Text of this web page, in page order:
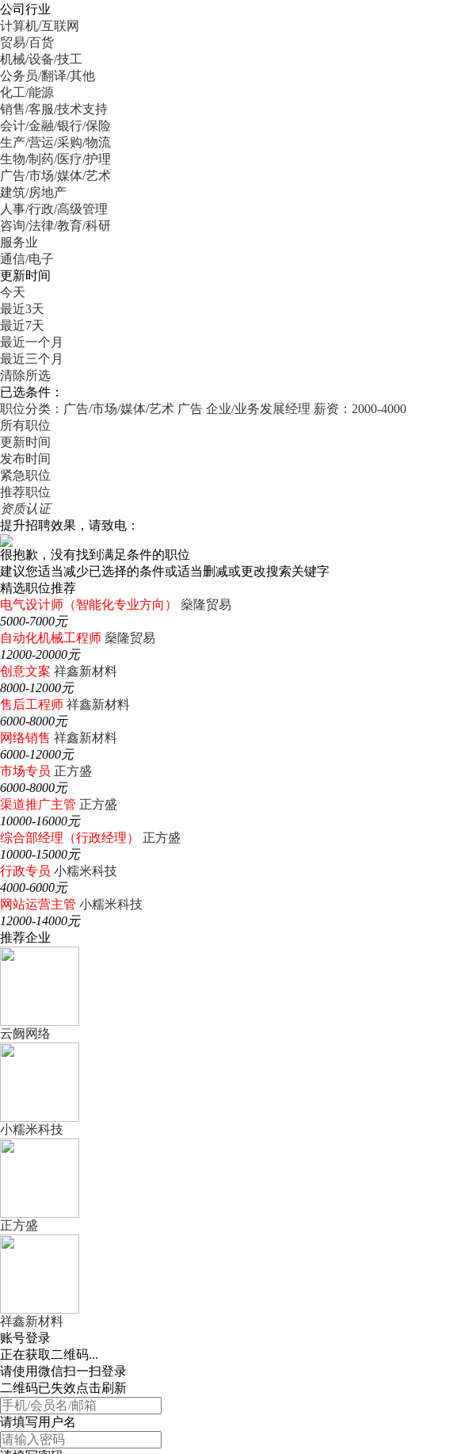
公司行业
计算机/互联网
贸易/百货
机械/设备/技工
公务员/翻译/其他
化工/能源
销售/客服/技术支持
会计/金融/银行/保险
生产/营运/采购/物流
生物/制药/医疗/护理
广告/市场/媒体/艺术
建筑/房地产
人事/行政/高级管理
咨询/法律/教育/科研
服务业
通信/电子
更新时间
今天
最近3天
最近7天
最近一个月
最近三个月
清除所选
已选条件：
职位分类：广告/市场/媒体/艺术 广告 企业/业务发展经理 薪资：2000-4000
所有职位
更新时间
发布时间
紧急职位
推荐职位
资质认证
提升招聘效果，请致电：
很抱歉，没有找到满足条件的职位
建议您适当减少已选择的条件或适当删减或更改搜索关键字
精选职位推荐
电气设计师（智能化专业方向）
燊隆贸易
5000-7000元
自动化机械工程师 燊隆贸易
12000-20000元
创意文案 祥鑫新材料
8000-12000元
售后工程师 祥鑫新材料
6000-8000元
网络销售 祥鑫新材料
6000-12000元
市场专员 正方盛
6000-8000元
渠道推广主管 正方盛
10000-16000元
综合部经理（行政经理）
正方盛
10000-15000元
行政专员 小糯米科技
4000-6000元
网站运营主管 小糯米科技
12000-14000元
推荐企业
云阙网络
小糯米科技
正方盛
祥鑫新材料
账号登录
正在获取二维码...
请使用微信扫一扫登录
二维码已失效点击刷新
请填写用户名